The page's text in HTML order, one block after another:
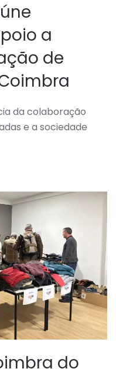
a
de
da colaboração
e a sociedade
do